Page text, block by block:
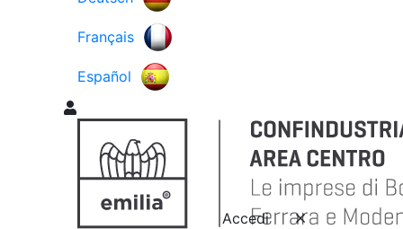
Français
Español
Accedi